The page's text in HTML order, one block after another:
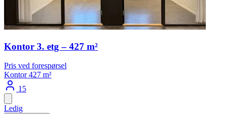
Kontor 3. etg – 427 m²
Pris ved forespørsel
Kontor 427 m²
15
Ledig